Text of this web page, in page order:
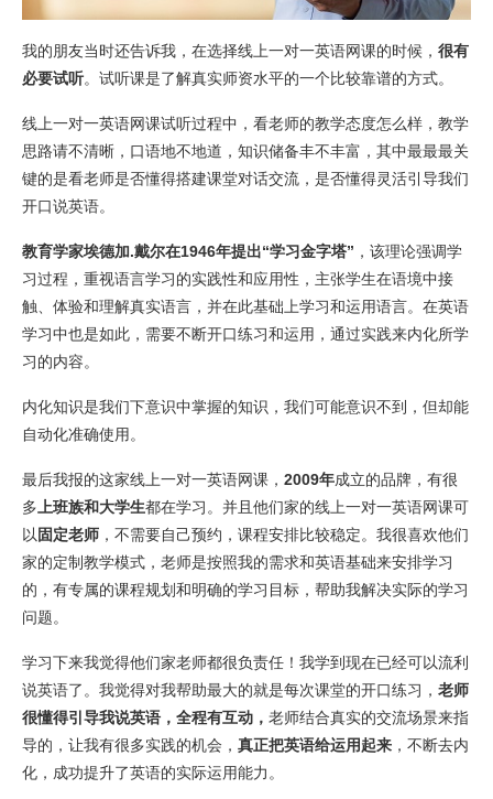
我的朋友当时还告诉我，在选择线上一对一英语网课的时候， 很有
必要试听。试听课是了解真实师资水平的一个比较靠谱的方式。
线上一对一英语网课试听过程中，看老师的教学态度怎么样，教学
思路请不清晰，口语地不地道，知识储备丰不丰富，其中最最最关
键的是看老师是否懂得搭建课堂对话交流，是否懂得灵活引导我们
开口说英语。
教育学家埃德加.戴尔在1946年提出“学习金字塔” ，该理论强调学
习过程，重视语言学习的实践性和应用性，主张学生在语境中接
触、体验和理解真实语言，并在此基础上学习和运用语言。在英语
学习中也是如此，需要不断开口练习和运用，通过实践来内化所学
习的内容。
内化知识是我们下意识中掌握的知识，我们可能意识不到，但却能
自动化准确使用。
最后我报的这家线上一对一英语网课， 2009年成立的品牌，有很
多 上班族和大学生都在学习。并且他们家的线上一对一英语网课可
以 固定老师 ，不需要自己预约，课程安排比较稳定。我很喜欢他们
家的定制教学模式，老师是按照我的需求和英语基础来安排学习
的，有专属的课程规划和明确的学习目标，帮助我解决实际的学习
问题。
学习下来我觉得他们家老师都很负责任！我学到现在已经可以流利
说英语了。我觉得对我帮助最大的就是每次课堂的开口练习， 老师
很懂得引导我说英语，全程有互动， 老师结合真实的交流场景来指
导的，让我有很多实践的机会， 真正把英语给运用起来 ，不断去内
化，成功提升了英语的实际运用能力。